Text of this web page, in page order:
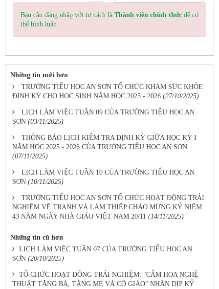
Bạn cần đăng nhập với tư cách là Thành viên chính thức để có
thể bình luận
Những tin mới hơn
TRƯỜNG TIỂU HỌC AN SƠN TỔ CHỨC KHÁM SỨC KHỎE
ĐỊNH KỲ CHO HỌC SINH NĂM HỌC 2025 - 2026 (27/10/2025)
LỊCH LÀM VIỆC TUẦN 09 CỦA TRƯỜNG TIỂU HỌC AN
SƠN (03/11/2025)
THÔNG BÁO LỊCH KIỂM TRA ĐỊNH KỲ GIỮA HỌC KỲ I
NĂM HỌC 2025 - 2026 CỦA TRƯỜNG TIỂU HỌC AN SƠN
(07/11/2025)
LỊCH LÀM VIỆC TUẦN 10 CỦA TRƯỜNG TIỂU HỌC AN
SƠN (10/11/2025)
TRƯỜNG TIỂU HỌC AN SƠN TỔ CHỨC HOẠT ĐỘNG TRẢI
NGHIỆM VẼ TRANH VÀ LÀM THIỆP CHÀO MỪNG KỶ NIỆM
43 NĂM NGÀY NHÀ GIÁO VIỆT NAM 20/11 (14/11/2025)
Những tin cũ hơn
LỊCH LÀM VIỆC TUẦN 07 CỦA TRƯỜNG TIỂU HỌC AN
SƠN (20/10/2025)
TỔ CHỨC HOẠT ĐỘNG TRẢI NGHIỆM: "CẮM HOA NGHỆ
THUẬT TẶNG BÀ, TẶNG MẸ VÀ CÔ GIÁO" NHÂN DỊP KỶ